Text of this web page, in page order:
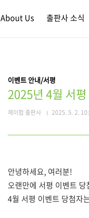
About Us 출판사 소식
이벤트 안내/서평
2025년 4월 서
제이펍 출판사 2025. 5. 2.
안녕하세요, 여러분!
오랜만에 서평 이벤트
4월 서평 이벤트 당첨자